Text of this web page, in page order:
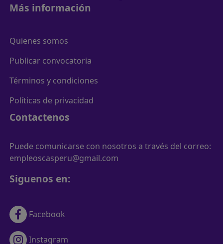
Más información
Quienes somos
Publicar convocatoria
Términos y condiciones
Políticas de privacidad
Contactenos
Puede comunicarse con nosotros a través del correo:
empleoscasperu@gmail.com
Siguenos en:
Facebook
Instagram